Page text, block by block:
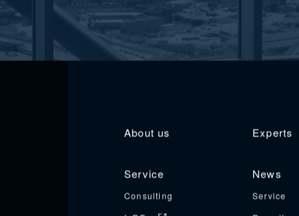
About us Experts
Service
Consulting
News
Service